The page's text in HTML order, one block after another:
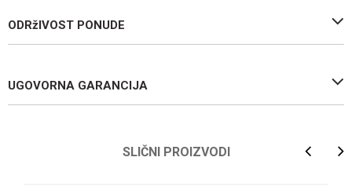
ODRžIVOST PONUDE
UGOVORNA GARANCIJA
SLIČNI PROIZVODI